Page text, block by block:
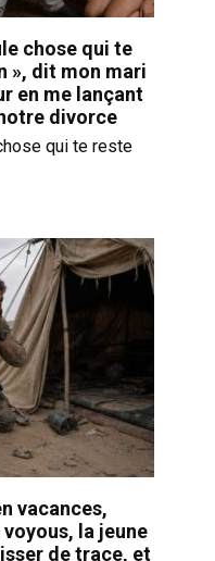
chose qui te
», dit mon mari
en me lançant
divorce
qui te reste
vacances,
la jeune
de trace, et